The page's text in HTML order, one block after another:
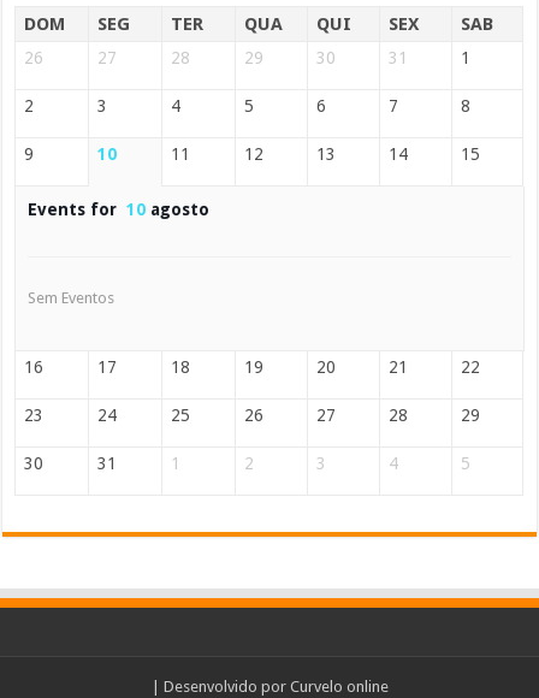
DOM SEG TER QUA QUI SEX SAB
26 27 28 29 30 31 1
2 3 4 5 6 7 8
9 10 11 12 13 14 15
Events for 10 agosto
Sem Eventos
16 17 18 19 20 21 22
23 24 25 26 27 28 29
30 31 1 2 3 4 5
| Desenvolvido por Curvelo online